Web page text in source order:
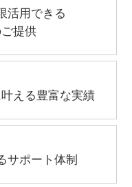
活用できる
提供
える豊富な実績
サポート体制